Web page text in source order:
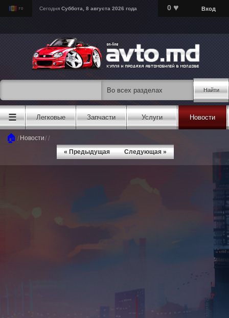
Сегодня Суббота, 8 августа 2026 года 0 ♥ Вход
Найти
☰ Легковые Запчасти Услуги Новости
🏠 / Новости//
« Предыдущая Следующая »